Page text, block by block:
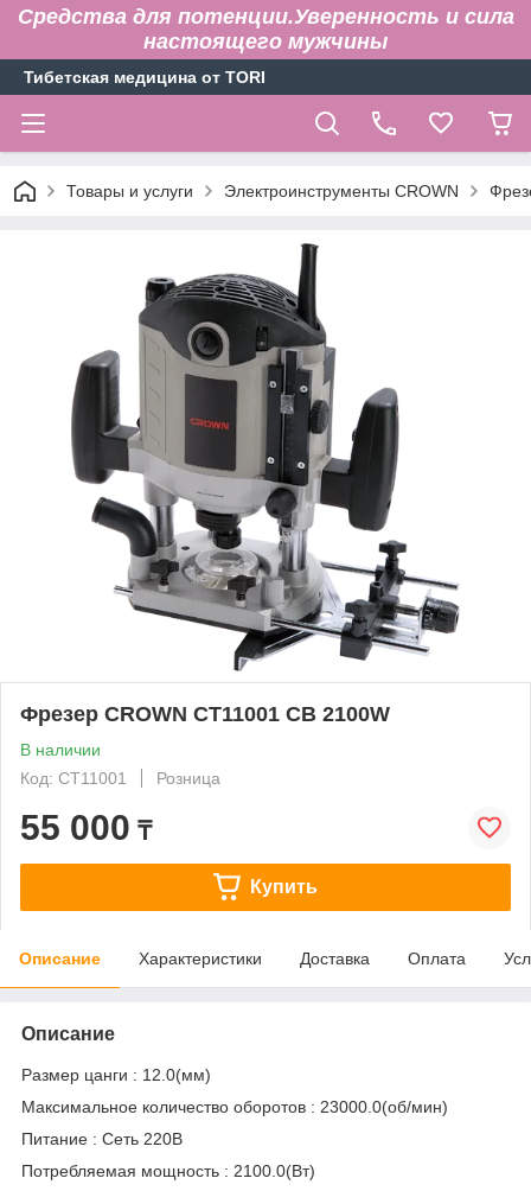
Средства для потенции.Уверенность и сила
настоящего мужчины
Тибетская медицина от TORI
Товары и услуги Электроинструменты CROWN
Фрезер CROWN CT11001 CB 2100W
В наличии
Код: СТ11001
Розница
55 000 ₸
Купить
Описание Характеристики Доставка Оплата
Описание
Размер цанги : 12.0(мм)
Максимальное количество оборотов : 23000.0(об/мин)
Питание : Сеть 220В
Потребляемая мощность : 2100.0(Вт)